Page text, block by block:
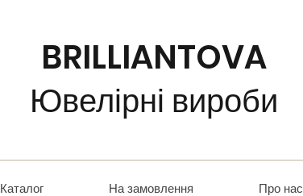
BRILLIANTOVA
Ювелірні вироби
Каталог На замовлення Про нас